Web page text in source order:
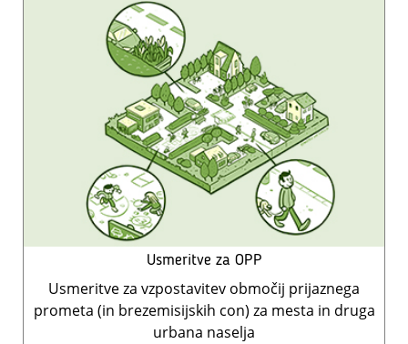
Usmeritve za OPP
Usmeritve za vzpostavitev območij prijaznega
prometa (in brezemisijskih con) za mesta in druga
urbana naselja